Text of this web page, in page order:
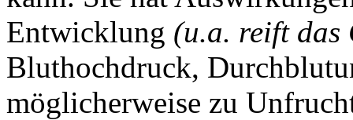
Entwicklung (u.a. reift das
Bluthochdruck,
möglicherweise zu